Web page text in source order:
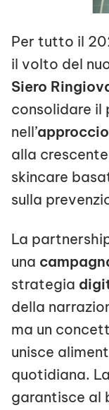
Per tutto il
il volto del
Siero
consolidare il
nell’
alla
skincare
sulla
La
una
strategia
della
ma un
unisce
quotidiana.
garantisce al